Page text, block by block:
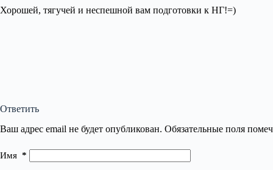
Хорошей, тягучей и неспешной вам подготовки к НГ!=)
Ответить
Ваш адрес email не будет опубликован. Обязательные поля
Имя *